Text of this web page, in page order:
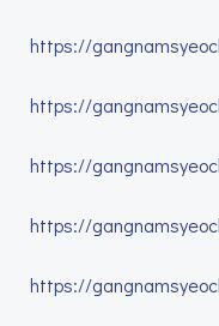
https://
https://
https://
https://
https://